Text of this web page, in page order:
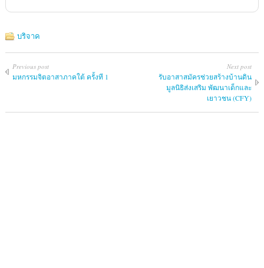
บริจาค
Previous post
มหกรรมจิตอาสาภาคใต้ ครั้งที 1
Next post
รับอาสาสมัครช่วยสร้างบ้านดิน
มูลนิธิส่งเสริม พัฒนาเด็กและ
เยาวชน (CFY)